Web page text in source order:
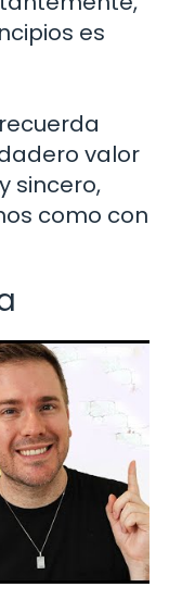
es
valor
sincero,
como con